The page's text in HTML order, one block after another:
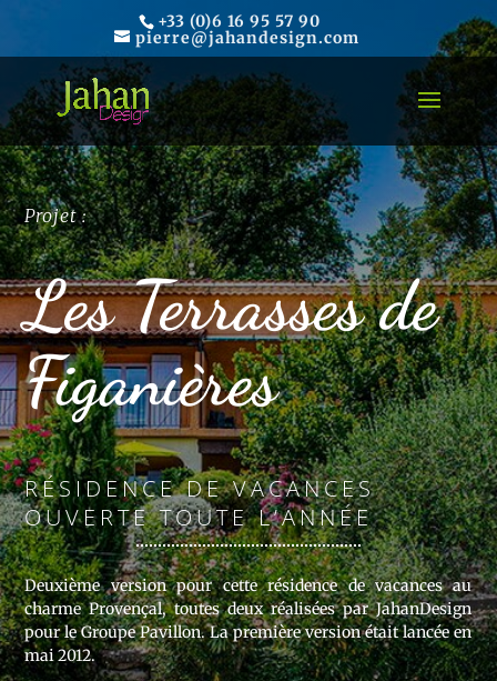
+33 (0)6 16 95 57 90
pierre@jahandesign.com
Projet :
Les Terrasses de
Figanières
RÉSIDENCE DE VACANCES
OUVERTE TOUTE L’ANNÉE
Deuxième version pour cette résidence de vacances au
charme Provençal, toutes deux réalisées par JahanDesign
pour le Groupe Pavillon. La première version était lancée en
mai 2012.